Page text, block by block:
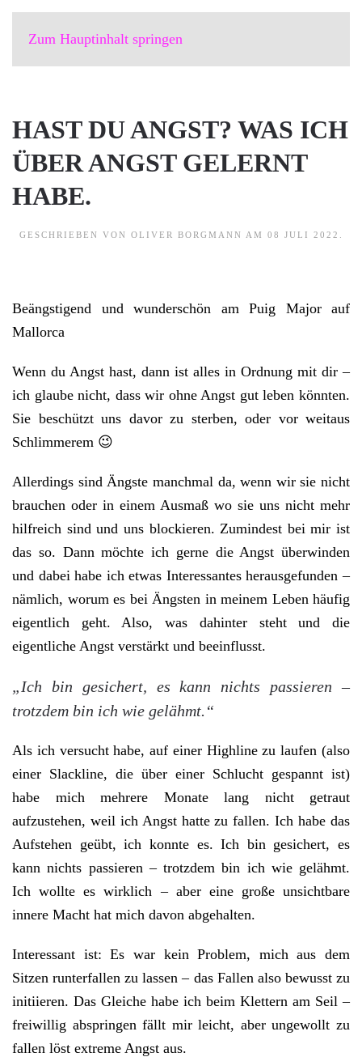
Zum Hauptinhalt springen
HAST DU ANGST? WAS ICH
ÜBER ANGST GELERNT
HABE.
GESCHRIEBEN VON OLIVER BORGMANN AM 08 JULI 2022
Beängstigend und wunderschön am Puig Major auf
Mallorca
Wenn du Angst hast, dann ist alles in Ordnung mit dir –
ich glaube nicht, dass wir ohne Angst gut leben könnten.
Sie beschützt uns davor zu sterben, oder vor weitaus
Schlimmerem 😉
Allerdings sind Ängste manchmal da, wenn wir sie nicht
brauchen oder in einem Ausmaß wo sie uns nicht mehr
hilfreich sind und uns blockieren. Zumindest bei mir ist
das so. Dann möchte ich gerne die Angst überwinden
und dabei habe ich etwas Interessantes herausgefunden –
nämlich, worum es bei Ängsten in meinem Leben häufig
eigentlich geht. Also, was dahinter steht und die
eigentliche Angst verstärkt und beeinflusst.
„Ich bin gesichert, es kann nichts passieren –
trotzdem bin ich wie gelähmt.“
Als ich versucht habe, auf einer Highline zu laufen (also
einer Slackline, die über einer Schlucht gespannt ist)
habe mich mehrere Monate lang nicht getraut
aufzustehen, weil ich Angst hatte zu fallen. Ich habe das
Aufstehen geübt, ich konnte es. Ich bin gesichert, es
kann nichts passieren – trotzdem bin ich wie gelähmt.
Ich wollte es wirklich – aber eine große unsichtbare
innere Macht hat mich davon abgehalten.
Interessant ist:Es war kein Problem, mich aus dem
Sitzen runterfallen zu lassen – das Fallen also bewusst zu
initiieren. Das Gleiche habe ich beim Klettern am Seil –
freiwillig abspringen fällt mir leicht, aber ungewollt zu
fallen löst extreme Angst aus.